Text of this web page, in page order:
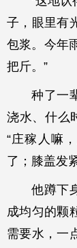
子，眼里有
包浆。今年
把斤。”
种了一
浇水、什么
“庄稼人嘛
了；膝盖发
他蹲下
成均匀的颗
需要水，一